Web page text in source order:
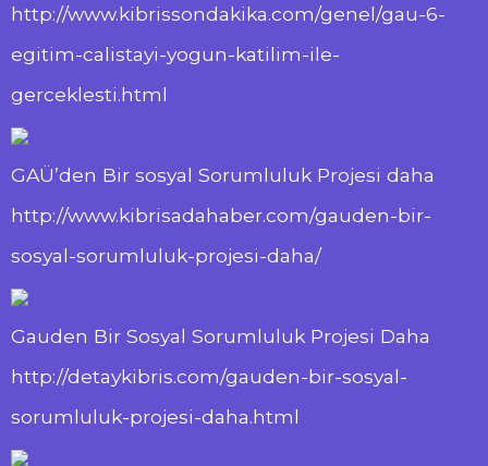
http://www.kibrissondakika.com/genel/gau-6-
egitim-calistayi-yogun-katilim-ile-
gerceklesti.html
GAÜ’den Bir sosyal Sorumluluk Projesi daha
http://www.kibrisadahaber.com/gauden-bir-
sosyal-sorumluluk-projesi-daha/
Gauden Bir Sosyal Sorumluluk Projesi Daha
http://detaykibris.com/gauden-bir-sosyal-
sorumluluk-projesi-daha.html